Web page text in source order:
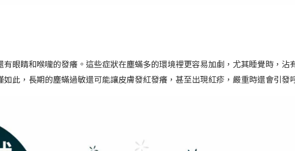
眼睛和喉嚨的發癢。這些症狀在塵蟎多的環境裡更容易加劇，尤其睡覺時，沾
此，長期的塵蟎過敏還可能讓皮膚發紅發癢，甚至出現紅疹，嚴重時還會引發